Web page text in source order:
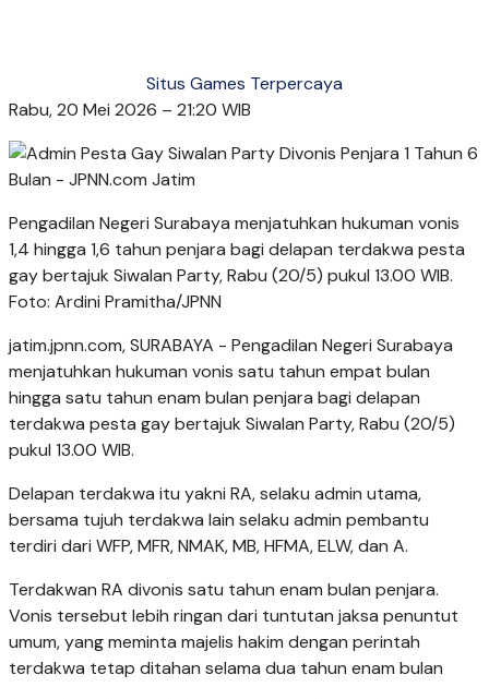
Situs Games Terpercaya
Rabu, 20 Mei 2026 – 21:20 WIB
Pengadilan Negeri Surabaya menjatuhkan hukuman vonis
1,4 hingga 1,6 tahun penjara bagi delapan terdakwa pesta
gay bertajuk Siwalan Party, Rabu (20/5) pukul 13.00 WIB.
Foto: Ardini Pramitha/JPNN
jatim.jpnn.com, SURABAYA - Pengadilan Negeri Surabaya
menjatuhkan hukuman vonis satu tahun empat bulan
hingga satu tahun enam bulan penjara bagi delapan
terdakwa pesta gay bertajuk Siwalan Party, Rabu (20/5)
pukul 13.00 WIB.
Delapan terdakwa itu yakni RA, selaku admin utama,
bersama tujuh terdakwa lain selaku admin pembantu
terdiri dari WFP, MFR, NMAK, MB, HFMA, ELW, dan A.
Terdakwan RA divonis satu tahun enam bulan penjara.
Vonis tersebut lebih ringan dari tuntutan jaksa penuntut
umum, yang meminta majelis hakim dengan perintah
terdakwa tetap ditahan selama dua tahun enam bulan